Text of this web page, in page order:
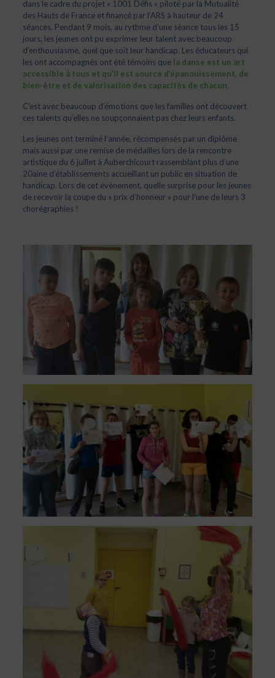
dans le cadre du projet « 1001 Défis » piloté par la Mutualité
des Hauts de France et financé par l’ARS à hauteur de 24
séances. Pendant 9 mois, au rythme d’une séance tous les 15
jours, les jeunes ont pu exprimer leur talent avec beaucoup
d’enthousiasme, quel que soit leur handicap. Les éducateurs qui
les ont accompagnés ont été témoins que la danse est un art
accessible à tous et qu’il est source d’épanouissement, de
bien-être et de valorisation des capacités de chacun.
C’est avec beaucoup d’émotions que les familles ont découvert
ces talents qu’elles ne soupçonnaient pas chez leurs enfants.
Les jeunes ont terminé l’année, récompensés par un diplôme
mais aussi par une remise de médailles lors de la rencontre
artistique du 6 juillet à Auberchicourt rassemblant plus d’une
20aine d’établissements accueillant un public en situation de
handicap. Lors de cet évènement, quelle surprise pour les jeunes
de recevoir la coupe du « prix d’honneur » pour l’une de leurs 3
chorégraphies !